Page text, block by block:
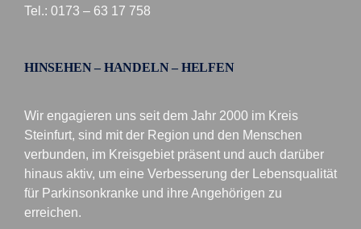
Tel.: 0173 – 63 17 758
HINSEHEN – HANDELN – HELFEN
Wir engagieren uns seit dem Jahr 2000 im Kreis
Steinfurt, sind mit der Region und den Menschen
verbunden, im Kreisgebiet präsent und auch darüber
hinaus aktiv, um eine Verbesserung der Lebensqualität
für Parkinsonkranke und ihre Angehörigen zu
erreichen.